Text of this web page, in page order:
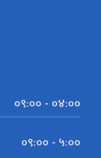
०९:०० - ०४:००
०९:०० - ५:००